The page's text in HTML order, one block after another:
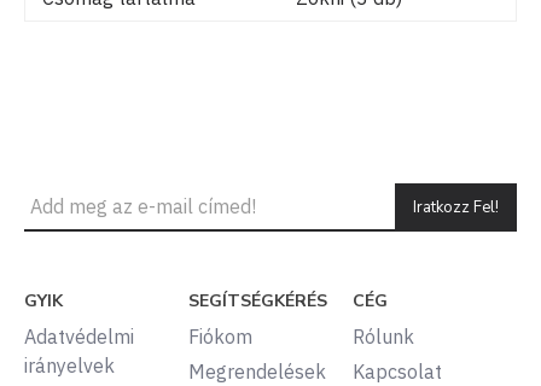
Iratkozz Fel!
GYIK
Adatvédelmi
irányelvek
SEGÍTSÉGKÉRÉS
Fiókom
Megrendelések
CÉG
Rólunk
Kapcsolat